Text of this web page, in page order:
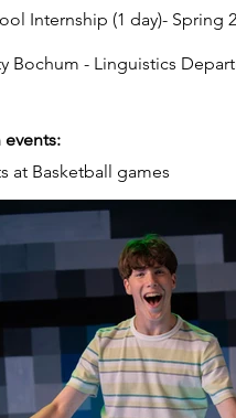
Internship (1 day)- Spring
Bochum - Linguistics
events:
at Basketball games